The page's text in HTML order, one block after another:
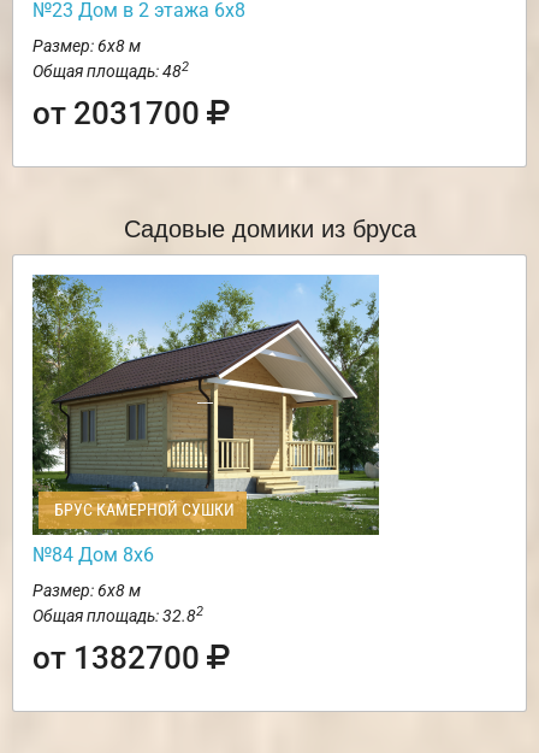
№23 Дом в 2 этажа 6х8
Размер: 6х8 м
Общая площадь: 482
от 2031700
Садовые домики из бруса
БРУС КАМЕРНОЙ СУШКИ
№84 Дом 8х6
Размер: 6х8 м
Общая площадь: 32.82
от 1382700